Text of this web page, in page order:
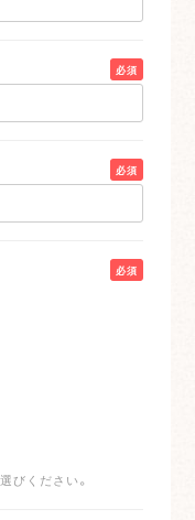
必須
必須
必須
びください。